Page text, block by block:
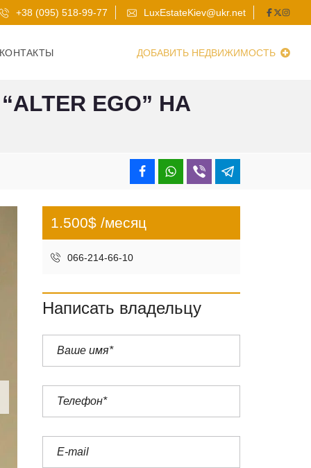
+38 (095) 518-99-77 LuxEstateKiev@ukr.net
ДОБАВИТЬ НЕДВИЖИМОСТЬ
EGO” НА
1.500$ /месяц
066-214-66-10
Написать владельцу